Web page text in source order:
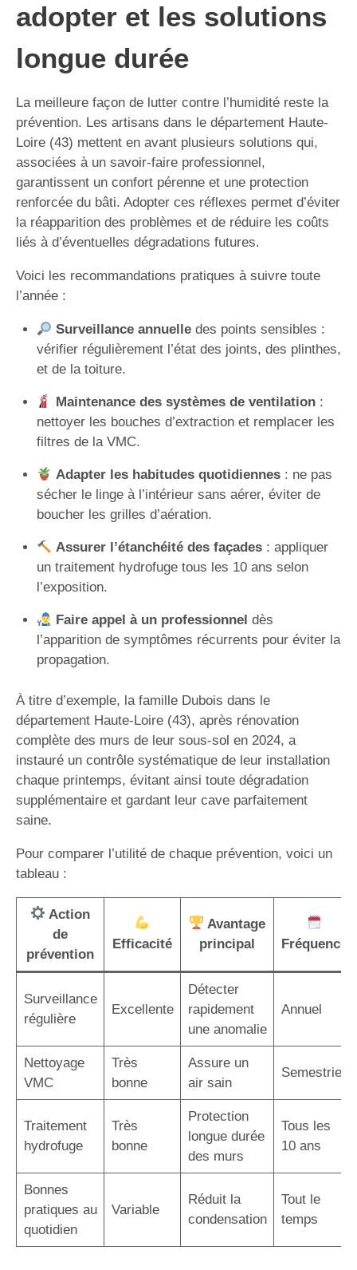
adopter et les solutions
longue durée
La meilleure façon de lutter contre l’humidité reste la
prévention. Les artisans dans le département Haute-
Loire (43) mettent en avant plusieurs solutions qui,
associées à un savoir-faire professionnel,
garantissent un confort pérenne et une protection
renforcée du bâti. Adopter ces réflexes permet d’éviter
la réapparition des problèmes et de réduire les coûts
liés à d’éventuelles dégradations futures.
Voici les recommandations pratiques à suivre toute
l’année :
Surveillance annuelledes points sensibles :
vérifier régulièrement l’état des joints, des plinthes,
et de la toiture.
Maintenance des systèmes de ventilation:
nettoyer les bouches d’extraction et remplacer les
filtres de la VMC.
Adapter les habitudes quotidiennes: ne pas
sécher le linge à l’intérieur sans aérer, éviter de
boucher les grilles d’aération.
Assurer l’étanchéité des façades: appliquer
un traitement hydrofuge tous les 10 ans selon
l’exposition.
Faire appel à un professionnel dès
l’apparition de symptômes récurrents pour éviter la
propagation.
À titre d’exemple, la famille Dubois dans le
département Haute-Loire (43), après rénovation
complète des murs de leur sous-sol en 2024, a
instauré un contrôle systématique de leur installation
chaque printemps, évitant ainsi toute dégradation
supplémentaire et gardant leur cave parfaitement
saine.
Pour comparer l’utilité de chaque prévention, voici un
tableau :
Action
de
prévention
Efficacité
Avantage
principal
Fréquence
Surveillance
régulière
Excellente
Détecter
rapidement
une anomalie
Annuel
Nettoyage
VMC
Très
bonne
Assure un
air sain
Semestriel
Traitement
hydrofuge
Très
bonne
Protection
longue durée
des murs
Tous les
10 ans
Bonnes
pratiques au
quotidien
Variable
Réduit la
condensation
Tout le
temps